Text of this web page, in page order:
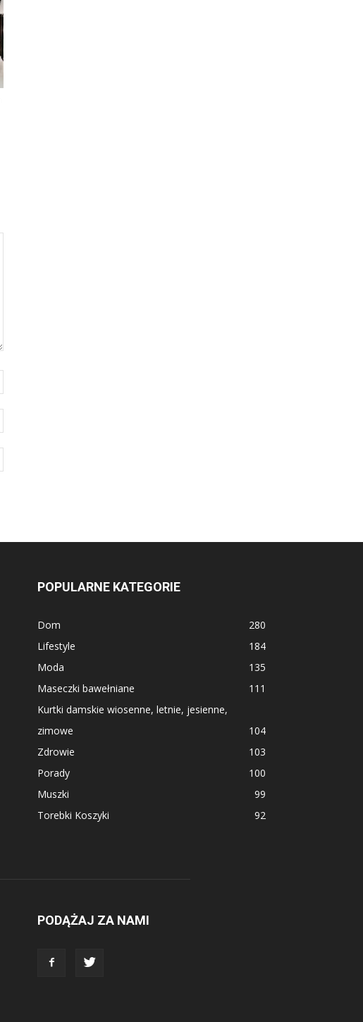
POPULARNE KATEGORIE
Dom
280
Lifestyle
184
Moda
135
Maseczki bawełniane
111
Kurtki damskie wiosenne, letnie, jesienne,
zimowe
104
Zdrowie
103
Porady
100
Muszki
99
Torebki Koszyki
92
PODĄŻAJ ZA NAMI